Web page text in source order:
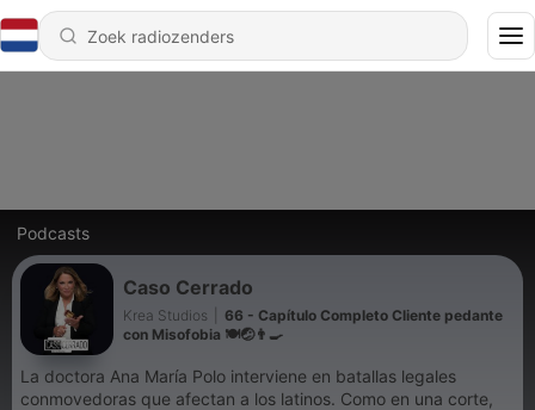
Podcasts
Caso Cerrado
Krea Studios
66 - Capítulo Completo Cliente pedante
con Misofobia 🍽️🤕👨‍🍳
La doctora Ana María Polo interviene en batallas legales
conmovedoras que afectan a los latinos. Como en una corte,